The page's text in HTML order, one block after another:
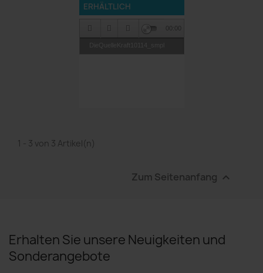
9,90 €
ERHÄLTLICH
DieQuelleKraft10114_smpl
00:00
1 - 3 von 3 Artikel(n)
Zum Seitenanfang 
Erhalten Sie unsere Neuigkeiten und
Sonderangebote